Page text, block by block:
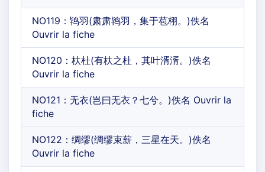
NO119：鸨羽(肃肃鸨羽，集于苞栩。)佚名
Ouvrir la fiche
NO120：杕杜(有杕之杜，其叶湑湑。)佚名
Ouvrir la fiche
NO121：无衣(岂曰无衣？七兮。)佚名 Ouvrir la
fiche
NO122：绸缪(绸缪束薪，三星在天。)佚名
Ouvrir la fiche